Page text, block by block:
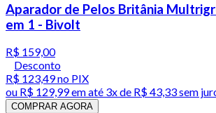
Aparador de Pelos Britânia
em 1 - Bivolt
R$ 159,00
Desconto
R$ 123,49no PIX
ou R$ 129,99em até 3x de R$ 43,33 sem
COMPRAR AGORA